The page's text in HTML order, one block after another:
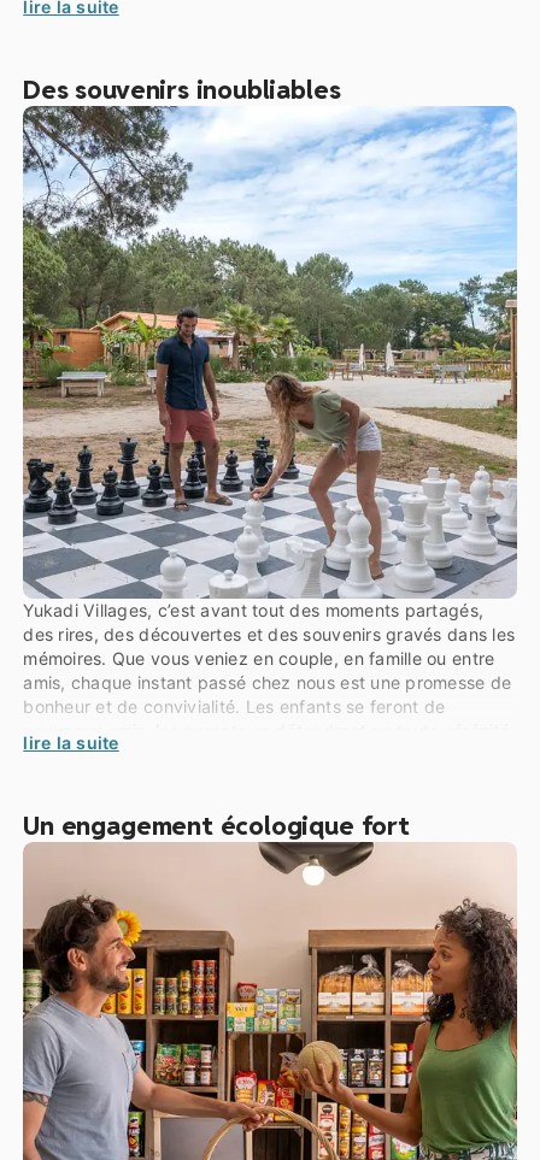
besoins et s’assurer que vous passiez des vacances sans
lire la suite
Des souvenirs inoubliables
Yukadi Villages, c’est avant tout des moments partagés,
des rires, des découvertes et des souvenirs gravés dans les
mémoires. Que vous veniez en couple, en famille ou entre
amis, chaque instant passé chez nous est une promesse de
bonheur et de convivialité. Les enfants se feront de
et tous repartiront avec des souvenirs inoubliables !
lire la suite
Un engagement écologique fort